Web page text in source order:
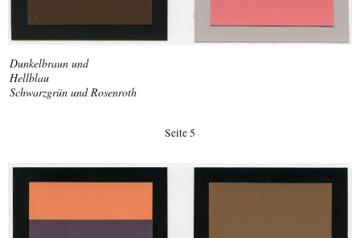
Dunkelbraun und
Hellblau
Schwarzgrün und Rosenroth
Seite 5